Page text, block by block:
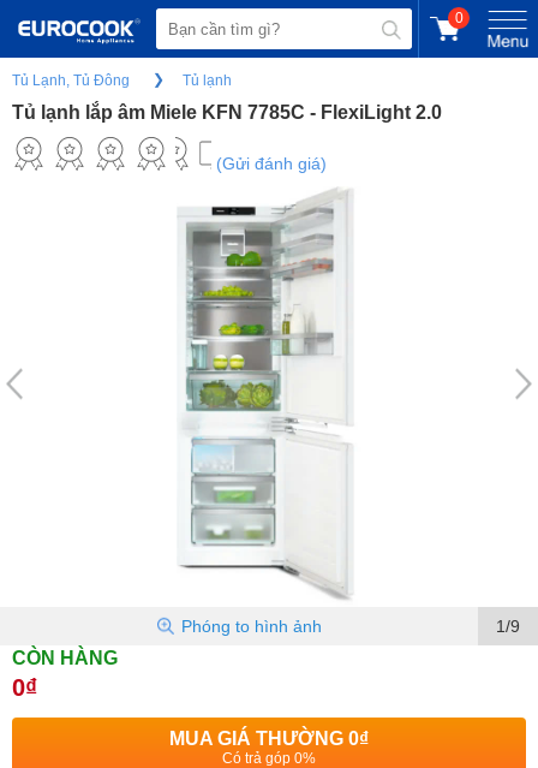
0
Tủ Lạnh, Tủ Đông Tủ lạnh
Tủ lạnh lắp âm Miele KFN 7785C - FlexiLight 2.0
(Gửi đánh giá)
1/9
Phóng to hình ảnh
CÒN HÀNG
0₫
MUA GIÁ THƯỜNG 0₫
Có trả góp 0%